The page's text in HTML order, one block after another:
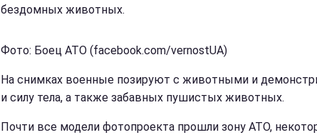
бездомных животных.
Фото: Боец АТО (facebook.com/vernostUA)
На снимках военные позируют с животными и
и силу тела, а также забавных пушистых животных.
Почти все модели фотопроекта прошли зону АТО,